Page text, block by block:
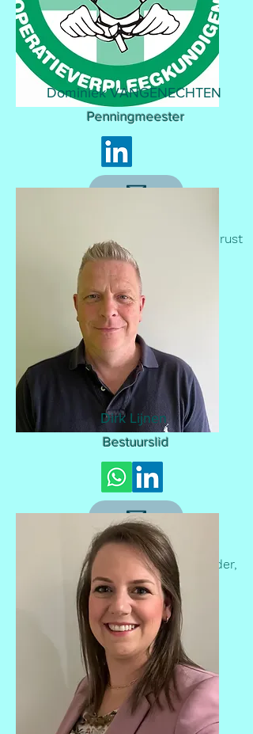
Dominiek VANGENECHTEN
Penningmeester
Verpleegkundige OK op rust
Dirk Lijnen
Bestuurslid
Professioneel:
Vpk / Materiaalbeheerder,